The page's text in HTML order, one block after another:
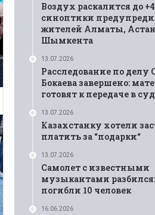
Воздух раскалится до
синоптики
жителей Алматы,
Шымкента
13.07.2026
Расследование по делу
Бокаева завершено:
готовят к передаче в суд
13.07.2026
Казахстанку хотели
платить за “подарки“
13.07.2026
Самолет с известными
музыкантами разбился:
погибли 10 человек
16.06.2026